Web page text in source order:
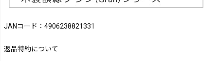
JANコード：4906238821331
返品特約について